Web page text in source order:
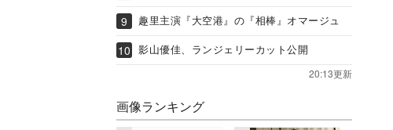
趣里主演『大空港』の『相棒』オマージュ
影山優佳、ランジェリーカット公開
20:13更新
画像ランキング